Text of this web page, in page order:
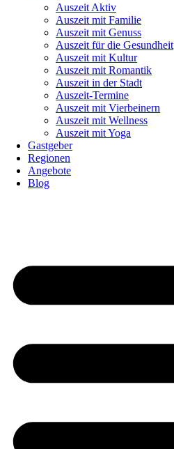
Auszeit Aktiv
Auszeit mit Familie
Auszeit mit Genuss
Auszeit für die Gesundheit
Auszeit mit Kultur
Auszeit mit Romantik
Auszeit in der Stadt
Auszeit-Termine
Auszeit mit Vierbeinern
Auszeit mit Wellness
Auszeit mit Yoga
Gastgeber
Regionen
Angebote
Blog